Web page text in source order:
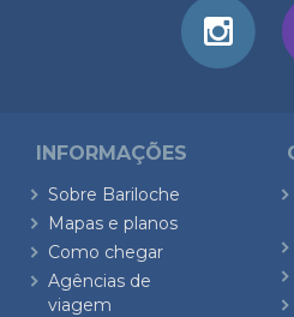
INFORMAÇÕES
Sobre Bariloche
Mapas e planos
Como chegar
Agências de
viagem